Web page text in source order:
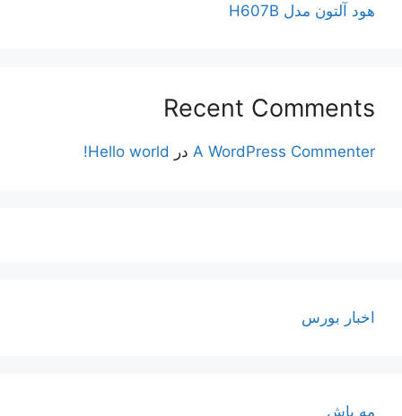
هود آلتون مدل H607B
Recent Comments
A WordPress Commenter در Hello world!
اخبار بورس
مه پاش